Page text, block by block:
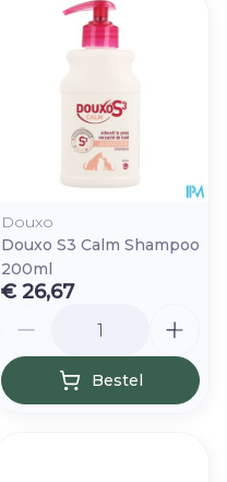
Douxo
Douxo S3 Calm Shampoo
200ml
€ 26,67
Bestel